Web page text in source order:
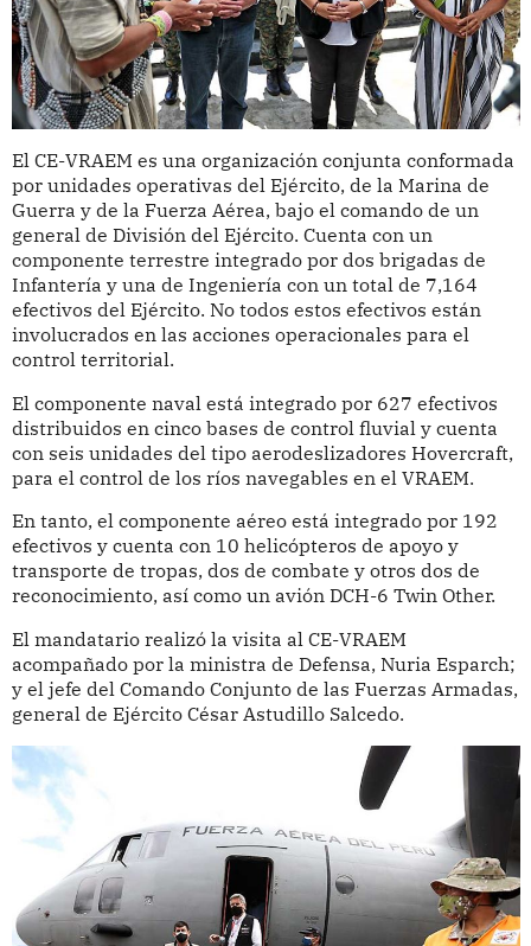
El CE-VRAEM es una organización conjunta conformada
por unidades operativas del Ejército, de la Marina de
Guerra y de la Fuerza Aérea, bajo el comando de un
general de División del Ejército. Cuenta con un
componente terrestre integrado por dos brigadas de
Infantería y una de Ingeniería con un total de 7,164
efectivos del Ejército. No todos estos efectivos están
involucrados en las acciones operacionales para el
control territorial.
El componente naval está integrado por 627 efectivos
distribuidos en cinco bases de control fluvial y cuenta
con seis unidades del tipo aerodeslizadores Hovercraft,
para el control de los ríos navegables en el VRAEM.
En tanto, el componente aéreo está integrado por 192
efectivos y cuenta con 10 helicópteros de apoyo y
transporte de tropas, dos de combate y otros dos de
reconocimiento, así como un avión DCH-6 Twin Other.
El mandatario realizó la visita al CE-VRAEM
acompañado por la ministra de Defensa, Nuria Esparch;
y el jefe del Comando Conjunto de las Fuerzas Armadas,
general de Ejército César Astudillo Salcedo.